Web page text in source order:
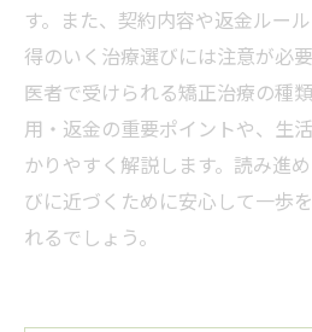
す。また、契約内容や返金ルー
得のいく治療選びには注意が必
医者で受けられる矯正治療の種
用・返金の重要ポイントや、生
かりやすく解説します。読み進
びに近づくために安心して一歩
れるでしょう。